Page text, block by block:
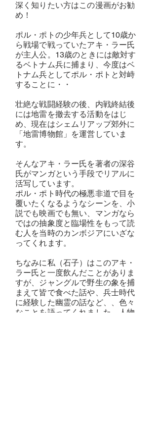
深く知りたい方はこの漫画がお勧
め！
ポル・ポトの少年兵として10歳か
ら戦場で戦っていたアキ・ラー氏
が主人公。13歳のときには敵対す
るベトナム兵に捕まり、今度はベ
トナム兵としてポル・ポトと対峙
することに・・
壮絶な戦闘経験の後、内戦終結後
には地雷を撤去する活動をはじ
め、現在はシェムリアップ郊外に
「地雷博物館」を運営していま
す。
そんなアキ・ラー氏を著者の深谷
氏がマンガという手段でリアルに
活写しています。
ポル・ポト時代の極悪非道で目を
覆いたくなるようなシーンを、小
説でも映画でも無い、マンガなら
ではの抽象度と臨場性をもって読
む人を当時のカンボジアにいざな
ってくれます。
ちなみに私（石子）はこのアキ・
ラー氏と一度飲んだことがありま
すが、ジャングルで野生の象を捕
まえて皆で食べた話や、兵士時代
に経験した幽霊の話など、、色々
なことを語ってくれました。人物